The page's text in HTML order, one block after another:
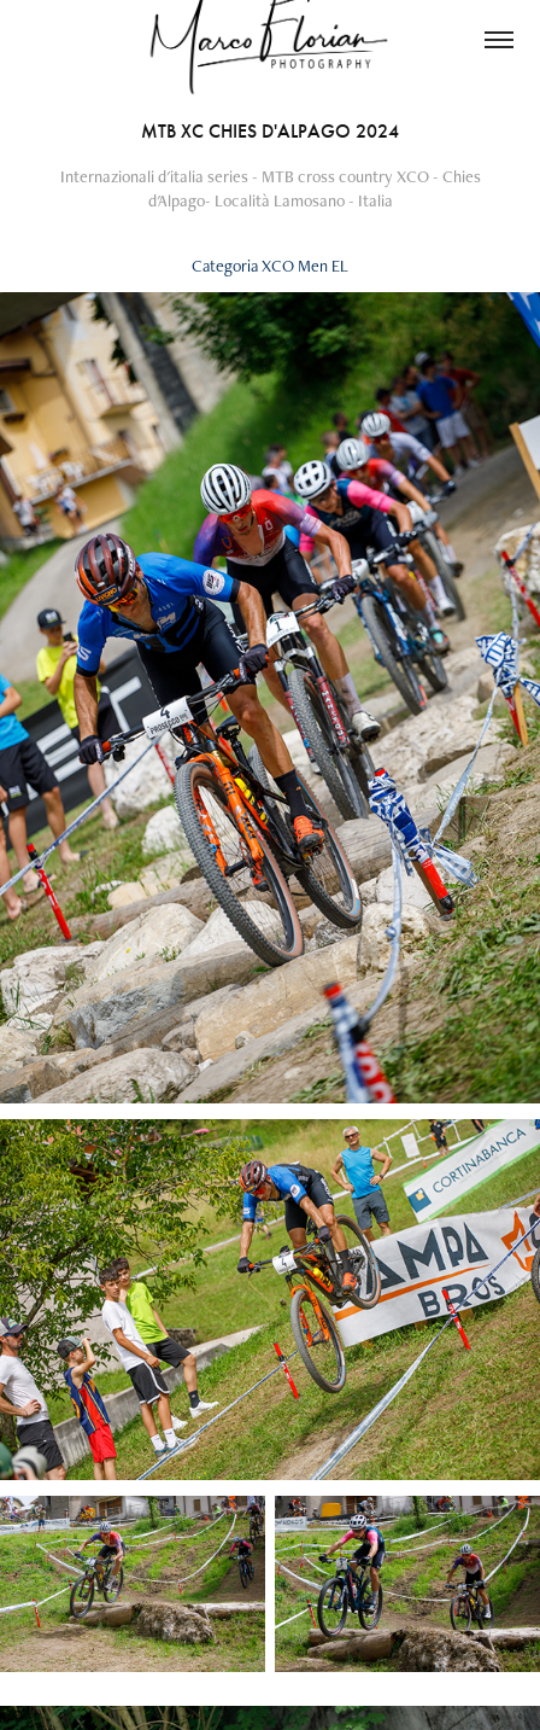
MTB XC CHIES D'ALPAGO 2024
Internazionali d'italia series - MTB cross country XCO - Chies
d'Alpago- Località Lamosano - Italia
Categoria XCO Men EL